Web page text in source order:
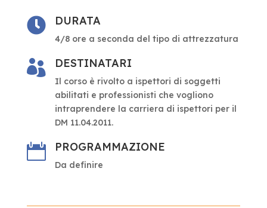
 DURATA
4/8 ore a seconda del tipo di attrezzatura
 DESTINATARI
Il corso è rivolto a ispettori di soggetti
abilitati e professionisti che vogliono
intraprendere la carriera di ispettori per il
DM 11.04.2011.
 PROGRAMMAZIONE
Da definire